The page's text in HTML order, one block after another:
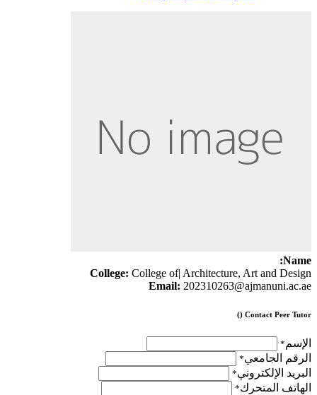
Name:
College: College of| Architecture, Art and Design
Email: 202310263@ajmanuni.ac.ae
Contact Peer Tutor ()
الإسم *
الرقم الجامعي*
البريد الإلكتروني*
الهاتف المتحرك*